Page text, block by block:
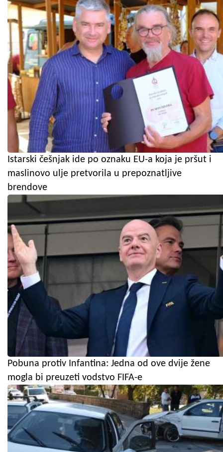
Istarski češnjak ide po oznaku EU-a koja je pršut i
maslinovo ulje pretvorila u prepoznatljive
brendove
Pobuna protiv Infantina: Jedna od ove dvije žene
mogla bi preuzeti vodstvo FIFA-e